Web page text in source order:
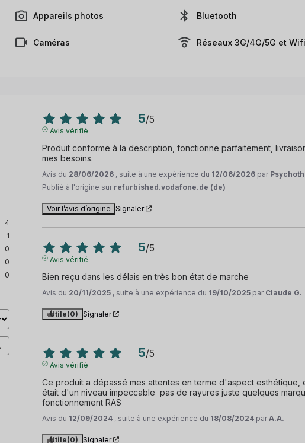
Appareils photos
Caméras
Bluetooth
Réseaux 3G/4G/5G et Wifi
4
1
0
0
0
5/5
Avis vérifié
Produit conforme à la description, fonctionne parfaitement,
mes besoins.
Avis du 28/06/2026 , suite à une expérience du 12/06/2026 par
Publié à l'origine sur refurbished.vodafone.de (de)
Voir l’avis d’origine Signaler
5/5
Avis vérifié
Bien reçu dans les délais en très bon état de marche
Avis du 20/11/2025 , suite à une expérience du 19/10/2025 par Claude G.
Utile(0) Signaler
5/5
Avis vérifié
Ce produit a dépassé mes attentes en terme d'aspect
était d'un niveau impeccable  pas de rayures juste quelques
fonctionnement RAS
Avis du 12/09/2024 , suite à une expérience du 18/08/2024 parA.A.
Utile(0) Signaler